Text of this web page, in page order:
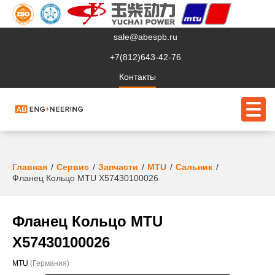
sale@abespb.ru
+7(812)643-42-76
Контакты
О компании
Сервис
Главная Сервис Запчасти MTU
Сальник
Фланец Кольцо MTU X57430100026
Фланец Кольцо MTU
X57430100026
MTU (Германия)